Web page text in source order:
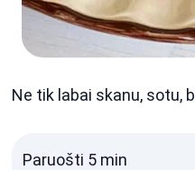
Ne tik labai skanu, sotu,
Paruošti 5 min